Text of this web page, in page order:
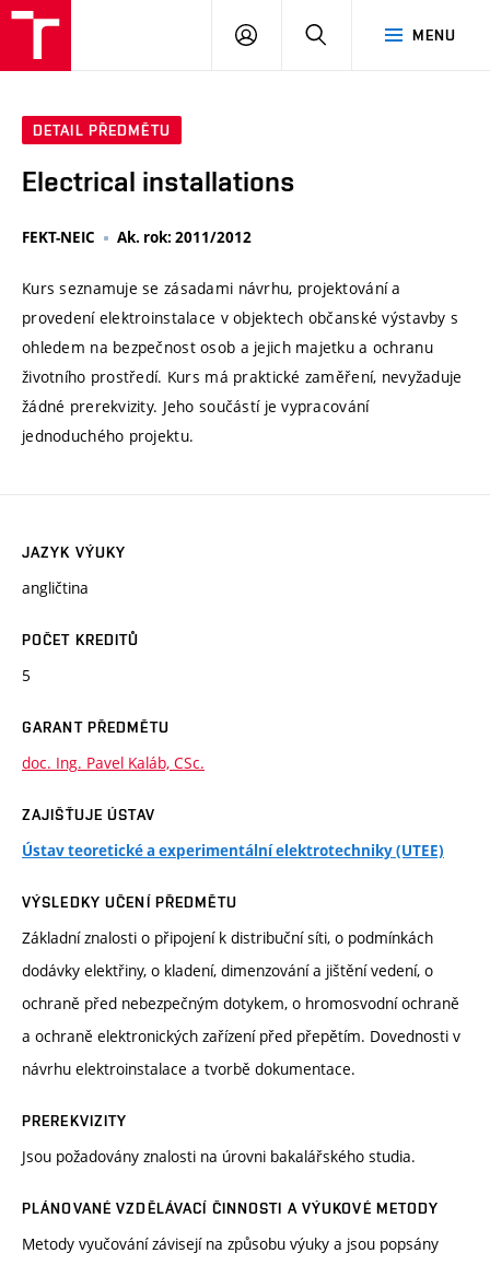
MENU
PŘIHLÁSIT
DETAIL PŘEDMĚTU
Electrical installations
FEKT-NEIC Ak. rok: 2011/2012
Kurs seznamuje se zásadami návrhu, projektování a
provedení elektroinstalace v objektech občanské výstavby s
ohledem na bezpečnost osob a jejich majetku a ochranu
životního prostředí. Kurs má praktické zaměření, nevyžaduje
žádné prerekvizity. Jeho součástí je vypracování
jednoduchého projektu.
JAZYK VÝUKY
angličtina
POČET KREDITŮ
5
GARANT PŘEDMĚTU
doc. Ing. Pavel Kaláb, CSc.
ZAJIŠŤUJE ÚSTAV
Ústav teoretické a experimentální elektrotechniky (UTEE)
VÝSLEDKY UČENÍ PŘEDMĚTU
Základní znalosti o připojení k distribuční síti, o podmínkách
dodávky elektřiny, o kladení, dimenzování a jištění vedení, o
ochraně před nebezpečným dotykem, o hromosvodní ochraně
a ochraně elektronických zařízení před přepětím. Dovednosti v
návrhu elektroinstalace a tvorbě dokumentace.
PREREKVIZITY
Jsou požadovány znalosti na úrovni bakalářského studia.
PLÁNOVANÉ VZDĚLÁVACÍ ČINNOSTI A VÝUKOVÉ METODY
Metody vyučování závisejí na způsobu výuky a jsou popsány